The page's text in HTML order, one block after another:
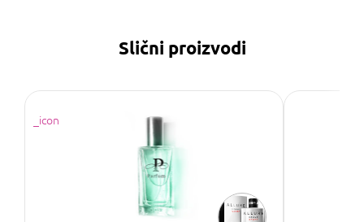
Slični proizvodi